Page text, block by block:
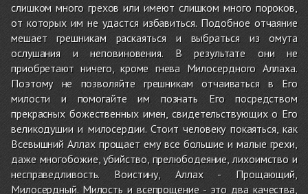
слишком много грехов или имеют слишком много пороков,
от которых им не удастся избавиться. Подобное отчаяние
мешает грешникам раскаяться и выбраться из омута
ослушания и неповиновения. В результате они не
приобретают ничего, кроме гнева Милосердного Аллаха.
Поэтому не позволяйте грешникам отчаиваться в Его
милости и помогайте им познать Его посредством
прекрасных божественных имен, свидетельствующих о Его
великодушии и милосердии. Стоит человеку покаяться, как
Всевышний Аллах прощает ему все большие и малые грехи,
даже многобожие, убийство, прелюбодеяние, лихоимство и
несправедливость. Воистину, Аллах - Прощающий,
Милосердный. Милость и всепрощение - это два качества,